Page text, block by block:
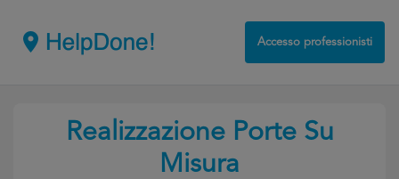
Accesso professionisti
Realizzazione Porte Su
Misura